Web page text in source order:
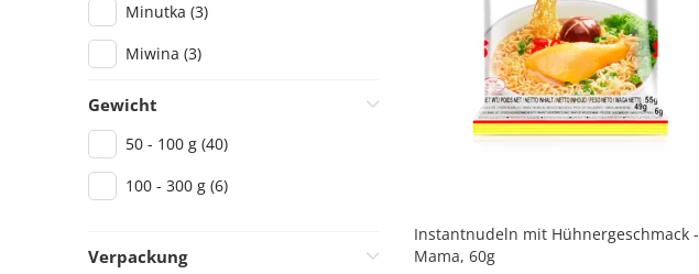
Minutka (3)
Miwina (3)
REEVA
Rollton(3)
Sen Soy(1)
Yum Yum
Gewicht
50 - 100 g (40)
100 - 300 g (6)
Verpackung
Instantnudeln mit Hühnergeschmack -
Mama, 60g